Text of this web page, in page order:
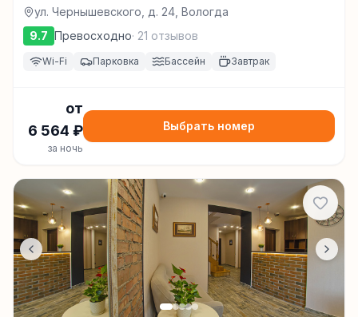
ул. Чернышевского, д. 24, Вологда
9.7 Превосходно· 21 отзывов
Wi-Fi Парковка Бассейн Завтрак
от
6 564 ₽
за ночь
Выбрать номер